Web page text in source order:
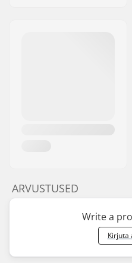
ARVUSTUSED
Write a
Kirjuta